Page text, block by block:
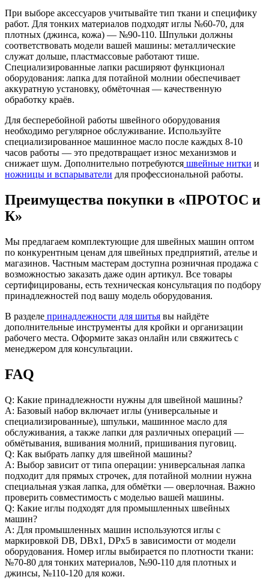
При выборе аксессуаров учитывайте тип ткани и специфику
работ. Для тонких материалов подходят иглы №60-70, для
плотных (джинса, кожа) — №90-110. Шпульки должны
соответствовать модели вашей машины: металлические
служат дольше, пластмассовые работают тише.
Специализированные лапки расширяют функционал
оборудования: лапка для потайной молнии обеспечивает
аккуратную установку, обмёточная — качественную
обработку краёв.
Для бесперебойной работы швейного оборудования
необходимо регулярное обслуживание. Используйте
специализированное машинное масло после каждых 8-10
часов работы — это предотвращает износ механизмов и
снижает шум. Дополнительно потребуются швейные нитки и
ножницы и вспарыватели для профессиональной работы.
Преимущества покупки в «ПРОТОС и
К»
Мы предлагаем комплектующие для швейных машин оптом
по конкурентным ценам для швейных предприятий, ателье и
магазинов. Частным мастерам доступна розничная продажа с
возможностью заказать даже один артикул. Все товары
сертифицированы, есть техническая консультация по подбору
принадлежностей под вашу модель оборудования.
В разделе принадлежности для шитья вы найдёте
дополнительные инструменты для кройки и организации
рабочего места. Оформите заказ онлайн или свяжитесь с
менеджером для консультации.
FAQ
Q: Какие принадлежности нужны для швейной машины?
A: Базовый набор включает иглы (универсальные и
специализированные), шпульки, машинное масло для
обслуживания, а также лапки для различных операций —
обмётывания, вшивания молний, пришивания пуговиц.
Q: Как выбрать лапку для швейной машины?
A: Выбор зависит от типа операции: универсальная лапка
подходит для прямых строчек, для потайной молнии нужна
специальная узкая лапка, для обмётки — оверлочная. Важно
проверить совместимость с моделью вашей машины.
Q: Какие иглы подходят для промышленных швейных
машин?
A: Для промышленных машин используются иглы с
маркировкой DB, DBx1, DPx5 в зависимости от модели
оборудования. Номер иглы выбирается по плотности ткани:
№70-80 для тонких материалов, №90-110 для плотных и
джинсы, №110-120 для кожи.